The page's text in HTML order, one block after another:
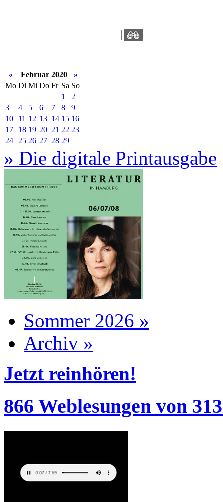
« Februar 2020
»
Mo Di Mi Do Fr Sa So
1
2
3
4 5 6 7 8
9
10
11 12 13 14 15 16
17
18 19 20 21 22 23
24
25 26 27 28 29
» Die digitale Printausgabe
Sommer 2026 »
Archiv »
Jetzt reinhören!
866 Weblesungen von